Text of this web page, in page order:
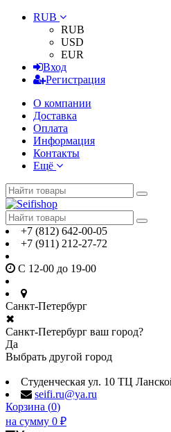
RUB
RUB
USD
EUR
Вход
Регистрация
О компании
Доставка
Оплата
Информация
Контакты
Ещё
+7 (812) 642-00-05
+7 (911) 212-27-72
С 12-00 до 19-00
Санкт-Петербург
✖
Санкт-Петербург ваш город?
Да
Выбрать другой город
Студенческая ул. 10 ТЦ
seifi.ru@ya.ru
Корзина (0)
на сумму 0 ₽